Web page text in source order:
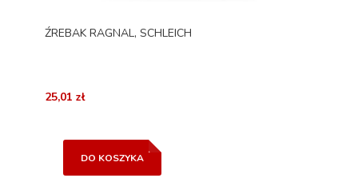
ŹREBAK RAGNAL, SCHLEICH
25,01 zł
DO KOSZYKA